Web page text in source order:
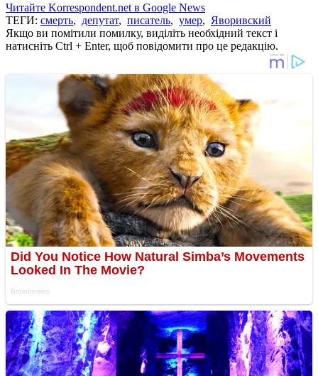
Читайте Korrespondent.net в Google News
ТЕГИ: смерть, депутат, писатель, умер, Яворивский
Якщо ви помітили помилку, виділіть необхідний текст і
натисніть Ctrl + Enter, щоб повідомити про це редакцію.